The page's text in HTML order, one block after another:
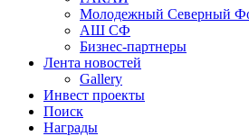
Молодежный Северный
АШ СФ
Бизнес-партнеры
Лента новостей
Gallery
Инвест проекты
Поиск
Награды